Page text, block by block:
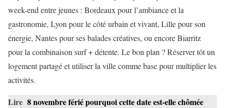
week-end entre jeunes : Bordeaux pour l’ambiance et la
gastronomie, Lyon pour le côté urbain et vivant, Lille pour son
énergie, Nantes pour ses balades créatives, ou encore Biarritz
pour la combinaison surf + détente. Le bon plan ? Réserver tôt un
logement partagé et utiliser la ville comme base pour multiplier les
activités.
Lire 8 novembre férié pourquoi cette date est-elle chômée